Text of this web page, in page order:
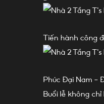
Tiến hành công
Phúc Đại Nam –
Buổi lễ không